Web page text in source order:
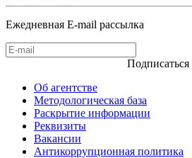
Ежедневная E-mail рассылка
Подписаться
Об агентстве
Методологическая база
Раскрытие информации
Реквизиты
Вакансии
Антикоррупционная политика